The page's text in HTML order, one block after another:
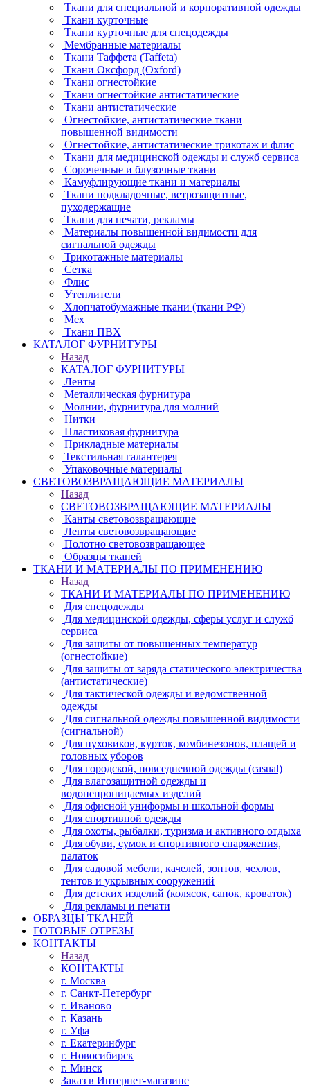
Ткани для специальной и корпоративной одежды
Ткани курточные
Ткани курточные для спецодежды
Мембранные материалы
Ткани Таффета (Taffeta)
Ткани Оксфорд (Oxford)
Ткани огнестойкие
Ткани огнестойкие антистатические
Ткани антистатические
Огнестойкие, антистатические ткани
повышенной видимости
Огнестойкие, антистатические трикотаж и флис
Ткани для медицинской одежды и служб сервиса
Сорочечные и блузочные ткани
Камуфлирующие ткани и материалы
Ткани подкладочные, ветрозащитные,
пуходержащие
Ткани для печати, рекламы
Материалы повышенной видимости для
сигнальной одежды
Трикотажные материалы
Сетка
Флис
Утеплители
Хлопчатобумажные ткани (ткани РФ)
Мех
Ткани ПВХ
КАТАЛОГ ФУРНИТУРЫ
Назад
КАТАЛОГ ФУРНИТУРЫ
Ленты
Металлическая фурнитура
Молнии, фурнитура для молний
Нитки
Пластиковая фурнитура
Прикладные материалы
Текстильная галантерея
Упаковочные материалы
СВЕТОВОЗВРАЩАЮЩИЕ МАТЕРИАЛЫ
Назад
СВЕТОВОЗВРАЩАЮЩИЕ МАТЕРИАЛЫ
Канты световозвращающие
Ленты световозвращающие
Полотно световозвращающее
Образцы тканей
ТКАНИ И МАТЕРИАЛЫ ПО ПРИМЕНЕНИЮ
Назад
ТКАНИ И МАТЕРИАЛЫ ПО ПРИМЕНЕНИЮ
Для спецодежды
Для медицинской одежды, сферы услуг и служб
сервиса
Для защиты от повышенных температур
(огнестойкие)
Для защиты от заряда статического электричества
(антистатические)
Для тактической одежды и ведомственной
одежды
Для сигнальной одежды повышенной видимости
(сигнальной)
Для пуховиков, курток, комбинезонов, плащей и
головных уборов
Для городской, повседневной одежды (casual)
Для влагозащитной одежды и
водонепроницаемых изделий
Для офисной униформы и школьной формы
Для спортивной одежды
Для охоты, рыбалки, туризма и активного отдыха
Для обуви, сумок и спортивного снаряжения,
палаток
Для садовой мебели, качелей, зонтов, чехлов,
тентов и укрывных сооружений
Для детских изделий (колясок, санок, кроваток)
Для рекламы и печати
ОБРАЗЦЫ ТКАНЕЙ
ГОТОВЫЕ ОТРЕЗЫ
КОНТАКТЫ
Назад
КОНТАКТЫ
г. Москва
г. Санкт-Петербург
г. Иваново
г. Казань
г. Уфа
г. Екатеринбург
г. Новосибирск
г. Минск
Заказ в Интернет-магазине